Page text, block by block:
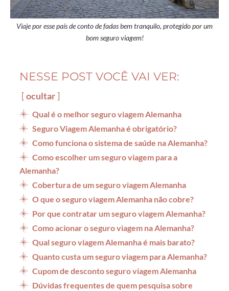
Viaje por esse país de conto de fadas bem tranquilo, protegido por um
bom seguro viagem!
NESSE POST VOCÊ VAI VER:
ocultar
Qual é o melhor seguro viagem Alemanha
Seguro Viagem Alemanha é obrigatório?
Como funciona o sistema de saúde na Alemanha?
Como escolher um seguro viagem para a
Alemanha?
Cobertura de um seguro viagem Alemanha
O que o seguro viagem Alemanha não cobre?
Por que contratar um seguro viagem Alemanha?
Como acionar o seguro viagem na Alemanha?
Qual seguro viagem Alemanha é mais barato?
Quanto custa um seguro viagem para Alemanha?
Cupom de desconto seguro viagem Alemanha
Dúvidas frequentes de quem pesquisa sobre